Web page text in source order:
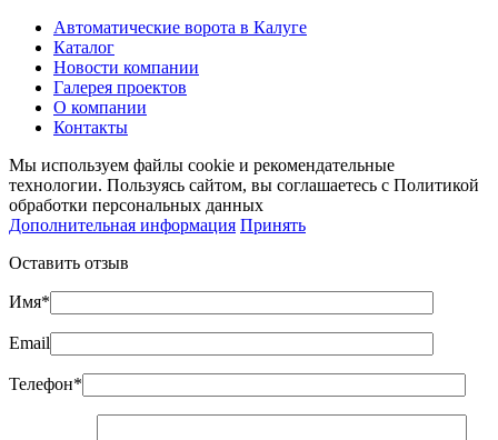
Автоматические ворота в Калуге
Каталог
Новости компании
Галерея проектов
О компании
Контакты
Мы используем файлы cookie и рекомендательные
технологии. Пользуясь сайтом, вы соглашаетесь с Политикой
обработки персональных данных
Дополнительная информация Принять
Оставить отзыв
Имя*
Email
Телефон*